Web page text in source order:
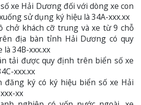
xe Hải Dương đối với dòng xe con
sử dụng ký hiệu là 34A-xxx.xx
chở khách cỡ trung và xe từ 9 chỗ
địa bàn tỉnh Hải Dương có quy
là 34B-xxx.xx
tải được quy định trên biển số xe
xxx.xx
đăng ký có ký hiệu biển số xe Hải
xx